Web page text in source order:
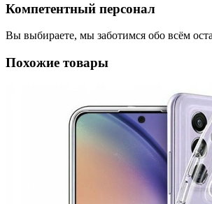
Компетентный персонал
Вы выбираете, мы заботимся обо всём
Похожие товары